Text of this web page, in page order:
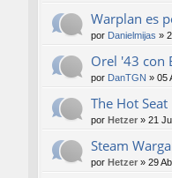
Warplan es
por Danielmijas »
Orel '43 con
por DanTGN » 05
The Hot Seat
por Hetzer » 21
Steam
por Hetzer » 29